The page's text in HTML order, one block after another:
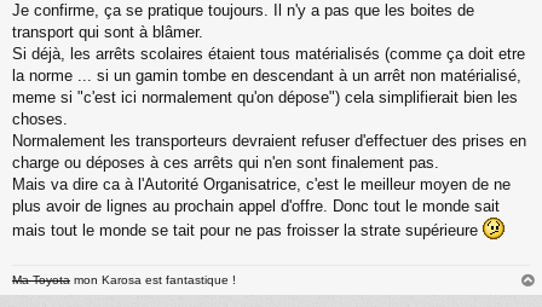
Je confirme, ça se pratique toujours. Il n'y a pas que les boites de
transport qui sont à blâmer.
Si déjà, les arrêts scolaires étaient tous matérialisés (comme ça doit etre
la norme ... si un gamin tombe en descendant à un arrêt non matérialisé,
meme si "c'est ici normalement qu'on dépose") cela simplifierait bien les
choses.
Normalement les transporteurs devraient refuser d'effectuer des prises en
charge ou déposes à ces arrêts qui n'en sont finalement pas.
Mais va dire ca à l'Autorité Organisatrice, c'est le meilleur moyen de ne
plus avoir de lignes au prochain appel d'offre. Donc tout le monde sait
mais tout le monde se tait pour ne pas froisser la strate supérieure
Ma Toyota mon Karosa est fantastique !
au